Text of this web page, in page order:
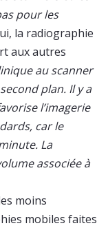
pour les
la radiographie
aux autres
au scanner
plan. Il y a
l’imagerie
car le
La
associée à
moins
mobiles faites